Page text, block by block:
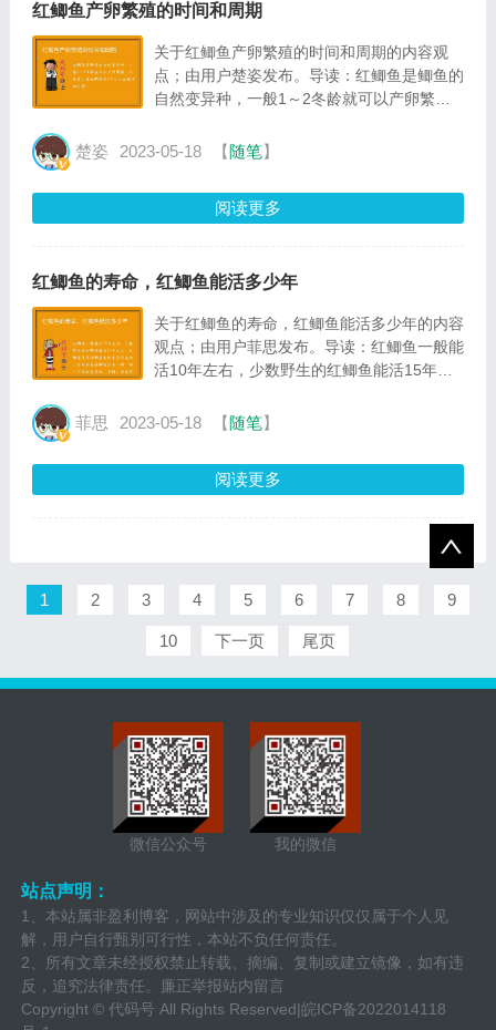
红鲫鱼产卵繁殖的时间和周期
关于红鲫鱼产卵繁殖的时间和周期的内容观
点；由用户楚姿发布。导读：红鲫鱼是鲫鱼的
自然变异种，一般1～2冬龄就可以产卵繁
卵
楚姿 2023-05-18 【随笔】
阅读更多
红鲫鱼的寿命，红鲫鱼能活多少年
关于红鲫鱼的寿命，红鲫鱼能活多少年的内容
观点；由用户菲思发布。导读：红鲫鱼一般能
活10年左右，少数野生的红鲫鱼能活15年以
和普通鲫鱼完全一样，唯一不同的是鱼体、鱼
菲思 2023-05-18 【随笔】
阅读更多
1 2 3 4 5 6 7 8 9
10 下一页 尾页
微信公众号 我的微信
站点声明：
1、本站属非盈利博客，网站中涉及的专业知识仅仅属于个人见
解，用户自行甄别可行性，本站不负任何责任。
2、所有文章未经授权禁止转载、摘编、复制或建立镜像，如有违
反，追究法律责任。廉正举报站内留言
Copyright © 代码号 All Rights Reserved|皖ICP备2022014118